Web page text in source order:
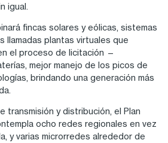
igual.
fincas solares y eólicas, sistemas
plantas virtuales que
el proceso de licitación —
mejor manejo de los picos de
brindando una generación más
transmisión y distribución, el Plan
ocho redes regionales en vez
y varias microrredes alrededor de